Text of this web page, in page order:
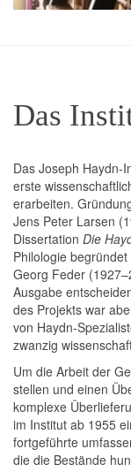
Das
Das Joseph Haydn-
erste
erarbeiten.
Jens Peter Larsen
Dissertation Die
Philologie
Georg Feder
Ausgabe
des Projekts war
von Haydn-
zwanzig
Um die Arbeit der
stellen und einen
komplexe
im Institut ab 1955
fortgeführte
die die Bestände